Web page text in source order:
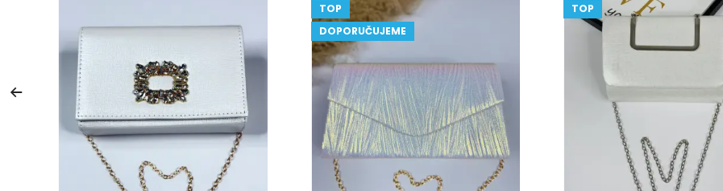
TOP
DOPORUČUJEME
TOP